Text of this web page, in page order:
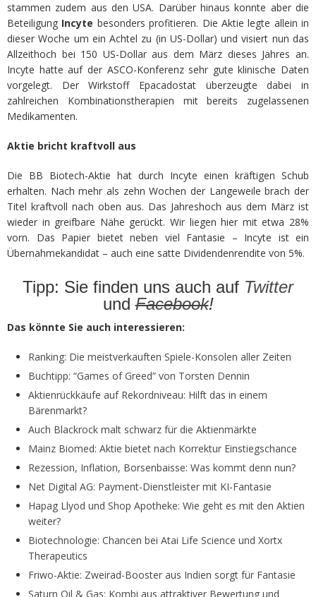
stammen zudem aus den USA. Darüber hinaus konnte aber die
Beteiligung Incyte besonders profitieren. Die Aktie legte allein in
dieser Woche um ein Achtel zu (in US-Dollar) und visiert nun das
Allzeithoch bei 150 US-Dollar aus dem März dieses Jahres an.
Incyte hatte auf der ASCO-Konferenz sehr gute klinische Daten
vorgelegt. Der Wirkstoff Epacadostat überzeugte dabei in
zahlreichen Kombinationstherapien mit bereits zugelassenen
Medikamenten.
Aktie bricht kraftvoll aus
Die BB Biotech-Aktie hat durch Incyte einen kräftigen Schub
erhalten. Nach mehr als zehn Wochen der Langeweile brach der
Titel kraftvoll nach oben aus. Das Jahreshoch aus dem März ist
wieder in greifbare Nähe gerückt. Wir liegen hier mit etwa 28%
vorn. Das Papier bietet neben viel Fantasie – Incyte ist ein
Übernahmekandidat – auch eine satte Dividendenrendite von 5%.
Tipp: Sie finden uns auch auf Twitter
undFacebook!
Das könnte Sie auch interessieren:
Ranking: Die meistverkauften Spiele-Konsolen aller Zeiten
Buchtipp: “Games of Greed” von Torsten Dennin
Aktienrückkäufe auf Rekordniveau: Hilft das in einem
Bärenmarkt?
Auch Blackrock malt schwarz für die Aktienmärkte
Mainz Biomed: Aktie bietet nach Korrektur Einstiegschance
Rezession, Inflation, Borsenbaisse: Was kommt denn nun?
Net Digital AG: Payment-Dienstleister mit KI-Fantasie
Hapag Llyod und Shop Apotheke: Wie geht es mit den Aktien
weiter?
Biotechnologie: Chancen bei Atai Life Science und Xortx
Therapeutics
Friwo-Aktie: Zweirad-Booster aus Indien sorgt für Fantasie
Saturn Oil & Gas: Kombi aus attraktiver Bewertung und